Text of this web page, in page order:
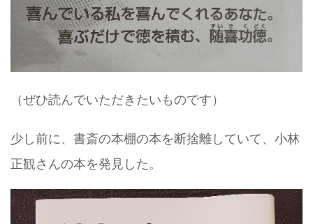
（ぜひ読んでいただきたいものです）
少し前に、書斎の本棚の本を断捨離していて、小林
正観さんの本を発見した。